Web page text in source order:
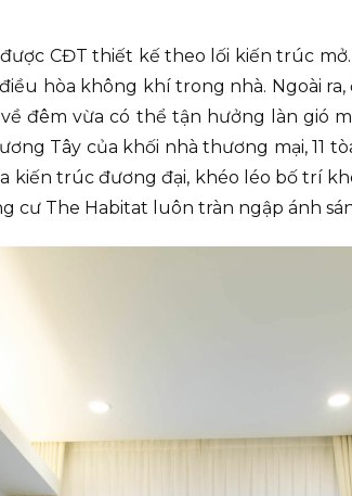
CĐT thiết kế theo lối kiến trúc
hòa không khí trong nhà. Ngoài
đêm vừa có thể tận hưởng làn gió
Tây của khối nhà thương mại, 11
kiến trúc đương đại, khéo léo bố trí
cư The Habitat luôn tràn ngập ánh